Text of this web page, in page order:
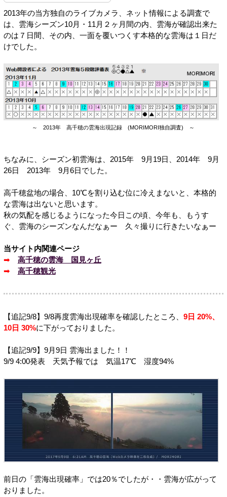
2013年の当方独自のライブカメラ、ネット情報による調査で
は、雲海シーズン10月・11月２ヶ月間の内、雲海が確認出来た
のは７日間、その内、一面を覆いつくす本格的な雲海は１日だ
けでした。
～ 2013年 高千穂の雲海出現記録 (MORIMORI独自調査) ～
ちなみに、シーズン初雲海は、2015年 9月19日、2014年 9月
26日 2013年 9月6日でした。
高千穂盆地の場合、10℃を割り込む位に冷えまないと、本格的
な雲海は出ないと思います。
秋の気配を感じるようになった今日この頃、今年も、もうす
ぐ、雲海のシーズンなんだなぁー 久々撮りに行きたいなぁー
当サイト内関連ページ
➡
高千穂の雲海 国見ヶ丘
➡
高千穂観光
【追記9/8】9/8再度雲海出現確率を確認したところ、 9日 20%、
10日 30%に下がっておりました。
【追記9/9】9月9日 雲海出ました！！
9/9 4:00発表 天気予報では 気温17℃ 湿度94%
前日の「雲海出現確率」では20％でしたが・・雲海が広がって
おりました。